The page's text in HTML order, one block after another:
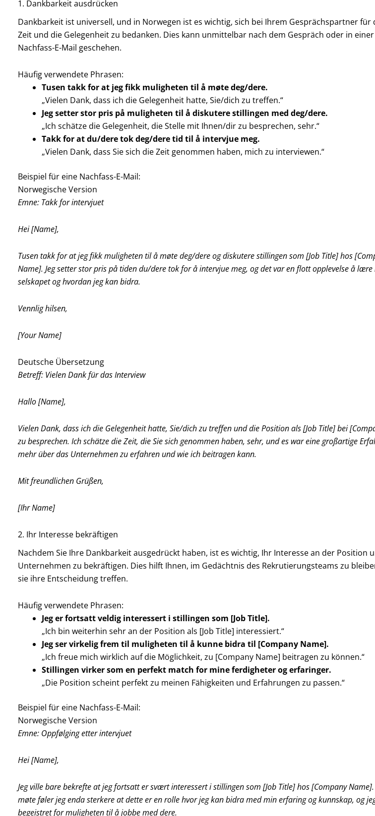
1. Dankbarkeit ausdrücken
Dankbarkeit ist universell, und in Norwegen ist es wichtig, sich bei Ihrem Gesprächspartner für
Zeit und die Gelegenheit zu bedanken. Dies kann unmittelbar nach dem Gespräch oder in einer
Nachfass-E-Mail geschehen.
Häufig verwendete Phrasen:
Tusen takk for at jeg fikk muligheten til å møte deg/dere.
„Vielen Dank, dass ich die Gelegenheit hatte, Sie/dich zu treffen.“
Jeg setter stor pris på muligheten til å diskutere stillingen med deg/dere.
„Ich schätze die Gelegenheit, die Stelle mit Ihnen/dir zu besprechen, sehr.“
Takk for at du/dere tok deg/dere tid til å intervjue meg.
„Vielen Dank, dass Sie sich die Zeit genommen haben, mich zu interviewen.“
Beispiel für eine Nachfass-E-Mail:
Norwegische Version
Emne: Takk for intervjuet
Hei [Name],
Tusen takk for at jeg fikk muligheten til å møte deg/dere og diskutere stillingen som [Job Title] hos
Name]. Jeg setter stor pris på tiden du/dere tok for å intervjue meg, og det var en flott opplevelse å
selskapet og hvordan jeg kan bidra.
Vennlig hilsen,
[Your Name]
Deutsche Übersetzung
Betreff: Vielen Dank für das Interview
Hallo [Name],
Vielen Dank, dass ich die Gelegenheit hatte, Sie/dich zu treffen und die Position als [Job Title] bei
zu besprechen. Ich schätze die Zeit, die Sie sich genommen haben, sehr, und es war eine großartige
mehr über das Unternehmen zu erfahren und wie ich beitragen kann.
Mit freundlichen Grüßen,
[Ihr Name]
2. Ihr Interesse bekräftigen
Nachdem Sie Ihre Dankbarkeit ausgedrückt haben, ist es wichtig, Ihr Interesse an der Position
Unternehmen zu bekräftigen. Dies hilft Ihnen, im Gedächtnis des Rekrutierungsteams zu
sie ihre Entscheidung treffen.
Häufig verwendete Phrasen:
Jeg er fortsatt veldig interessert i stillingen som [Job Title].
„Ich bin weiterhin sehr an der Position als [Job Title] interessiert.“
Jeg ser virkelig frem til muligheten til å kunne bidra til [Company Name].
„Ich freue mich wirklich auf die Möglichkeit, zu [Company Name] beitragen zu können.“
Stillingen virker som en perfekt match for mine ferdigheter og erfaringer.
„Die Position scheint perfekt zu meinen Fähigkeiten und Erfahrungen zu passen.“
Beispiel für eine Nachfass-E-Mail:
Norwegische Version
Emne: Oppfølging etter intervjuet
Hei [Name],
Jeg ville bare bekrefte at jeg fortsatt er svært interessert i stillingen som [Job Title] hos [Company
møte føler jeg enda sterkere at dette er en rolle hvor jeg kan bidra med min erfaring og kunnskap, og
begeistret for muligheten til å jobbe med dere.